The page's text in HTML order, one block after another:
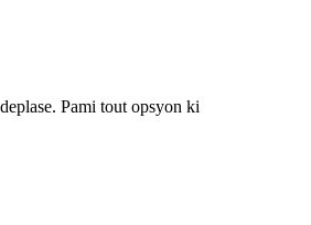
Pami tout opsyon ki